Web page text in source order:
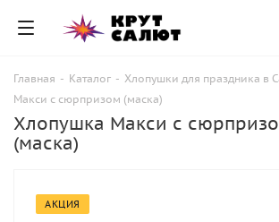
Главная - Каталог - Хлопушки для праздника в
Макси с сюрпризом (маска)
Хлопушка Макси с
(маска)
АКЦИЯ